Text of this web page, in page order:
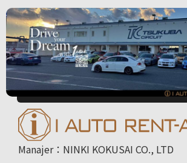
Manajer：NINKI KOKUSAI CO., LTD